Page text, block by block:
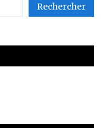
Rechercher